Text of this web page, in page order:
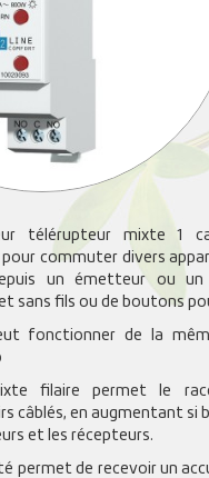
télérupteur mixte 1
pour commuter divers
un émetteur ou un
et sans fils ou de boutons
fonctionner de la
filaire permet le
câblés, en augmentant si
et les récepteurs.
permet de recevoir un